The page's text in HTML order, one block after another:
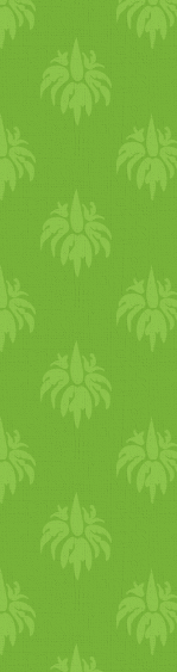
hogy
keksz
teljes
Teljes